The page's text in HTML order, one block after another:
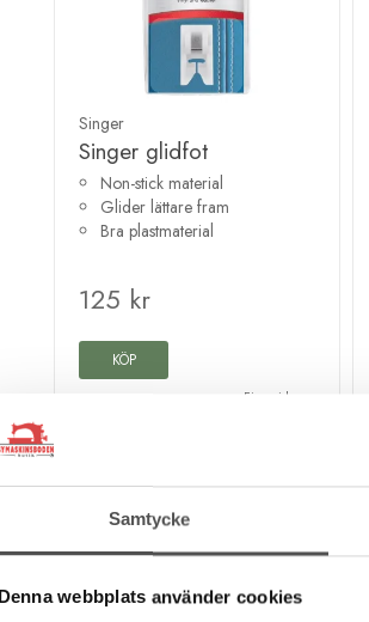
Samtycke
Denna webbplats använder cookies
Singer
Singer glidfot
Non-stick material
Glider lättare fram
Bra plastmaterial
125 kr
KÖP
Finns i lager